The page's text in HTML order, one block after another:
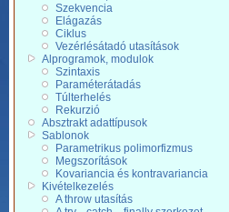
Szekvencia
Elágazás
Ciklus
Vezérlésátadó utasítások
Alprogramok, modulok
Szintaxis
Paraméterátadás
Túlterhelés
Rekurzió
Absztrakt adattípusok
Sablonok
Parametrikus polimorfizmus
Megszorítások
Kovariancia és kontravariancia
Kivételkezelés
A throw utasítás